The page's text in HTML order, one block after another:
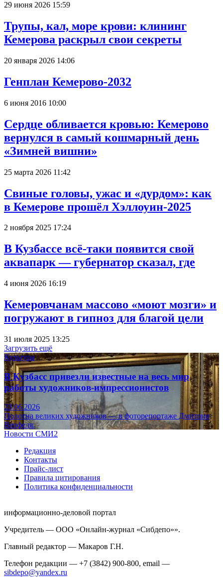
29 июня 2026 15:59
Трупы, кал, море крови: клининг
Кемерова раскрыл свои секреты
20 января 2026 14:06
Генплан Кемерово-2032
6 июня 2016 10:00
Сердце обливается кровью: Кемерово
вернулся в самый кошмарный день
«Зимней вишни»
25 марта 2026 11:42
Свиные головы, ужас и «дурдом»: как
в Кемерове прошёл Хэллоуин-2025
2 ноября 2025 17:24
В Кузбассе всё-таки появится свой
аквапарк — губернатор сказал, где
4 июня 2026 16:19
Кемеровчанам массово «моют мозги» и
погружают в гипноз для благой цели
31 июля 2025 13:25
Загрузить ещё
Культура
В Кузбасс привезли известные на весь мир
работы художников-импрессионистов
23.06.2026
Полотна великих художников — в фоторепортаже Дмитрия
Верфеля.
Новости СМИ2
Редакция
Контакты
Прайс-лист
Правила цитирования
Политика конфиденциальности
информационно-деловой портал
Учредитель — ООО «Онлайн-журнал «Сибдепо»».
Главный редактор — Макаров Г.Н.
Телефон редакции — +7 (3842) 900-800, email —
sibdepo@yandex.ru